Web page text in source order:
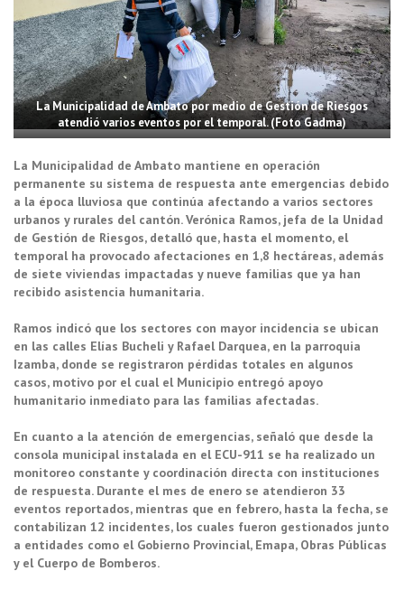
La Municipalidad de Ambato por medio de Gestión de Riesgos
atendió varios eventos por el temporal. (Foto Gadma)
La Municipalidad de Ambato mantiene en operación
permanente su sistema de respuesta ante emergencias debido
a la época lluviosa que continúa afectando a varios sectores
urbanos y rurales del cantón. Verónica Ramos, jefa de la Unidad
de Gestión de Riesgos, detalló que, hasta el momento, el
temporal ha provocado afectaciones en 1,8 hectáreas, además
de siete viviendas impactadas y nueve familias que ya han
recibido asistencia humanitaria.
Ramos indicó que los sectores con mayor incidencia se ubican
en las calles Elías Bucheli y Rafael Darquea, en la parroquia
Izamba, donde se registraron pérdidas totales en algunos
casos, motivo por el cual el Municipio entregó apoyo
humanitario inmediato para las familias afectadas.
En cuanto a la atención de emergencias, señaló que desde la
consola municipal instalada en el ECU-911 se ha realizado un
monitoreo constante y coordinación directa con instituciones
de respuesta. Durante el mes de enero se atendieron 33
eventos reportados, mientras que en febrero, hasta la fecha, se
contabilizan 12 incidentes, los cuales fueron gestionados junto
a entidades como el Gobierno Provincial, Emapa, Obras Públicas
y el Cuerpo de Bomberos.